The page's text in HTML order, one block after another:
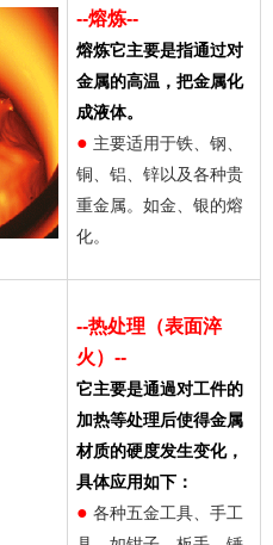
--熔炼--
熔炼它主要是指通过对
金属的高温，把金属化
成液体。
● 主要适用于铁、钢、
铜、铝、锌以及各种贵
重金属。如金、银的熔
化。
--热处理（表面淬
火）--
它主要是通過对工件的
加热等处理后使得金属
材质的硬度发生变化，
具体应用如下：
● 各种五金工具、手工